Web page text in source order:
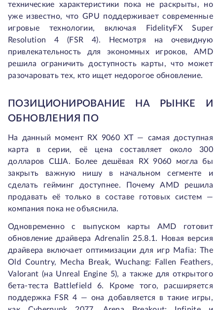
технические характеристики пока не раскрыты, но
уже известно, что GPU поддерживает современные
игровые технологии, включая FidelityFX Super
Resolution 4 (FSR 4). Несмотря на очевидную
привлекательность для экономных игроков, AMD
решила ограничить доступность карты, что может
разочаровать тех, кто ищет недорогое обновление.
ПОЗИЦИОНИРОВАНИЕ НА РЫНКЕ И
ОБНОВЛЕНИЯ ПО
На данный момент RX 9060 XT — самая доступная
карта в серии, её цена составляет около 300
долларов США. Более дешёвая RX 9060 могла бы
закрыть важную нишу в начальном сегменте и
сделать гейминг доступнее. Почему AMD решила
продавать её только в составе готовых систем —
компания пока не объяснила.
Одновременно с выпуском карты AMD готовит
обновление драйвера Adrenalin 25.8.1. Новая версия
драйвера включает оптимизации для игр Mafia: The
Old Country, Mecha Break, Wuchang: Fallen Feathers,
Valorant (на Unreal Engine 5), а также для открытого
бета-теста Battlefield 6. Кроме того, расширяется
поддержка FSR 4 — она добавляется в такие игры,